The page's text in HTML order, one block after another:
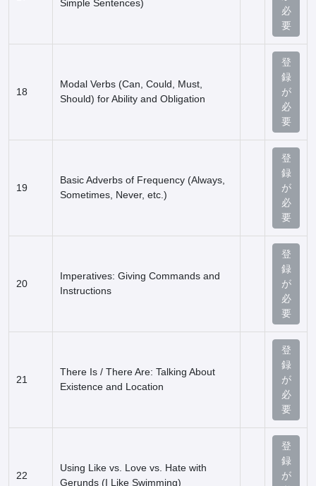
Simple Sentences)
必
要
18
Modal Verbs (Can, Could, Must,
Should) for Ability and Obligation
登
録
が
必
要
19
Basic Adverbs of Frequency (Always,
Sometimes, Never, etc.)
登
録
が
必
要
20
Imperatives: Giving Commands and
Instructions
登
録
が
必
要
21
There Is / There Are: Talking About
Existence and Location
登
録
が
必
要
22
Using Like vs. Love vs. Hate with
Gerunds (I Like Swimming)
登
録
が